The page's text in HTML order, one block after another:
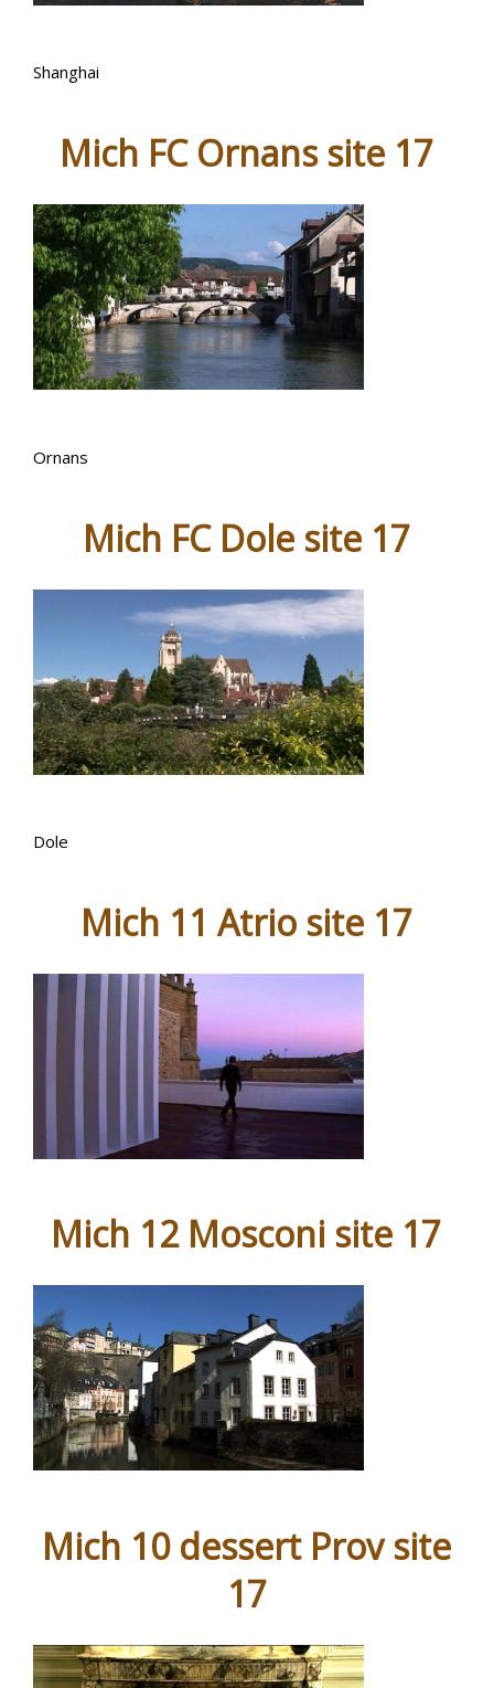
Shanghai
Mich FC Ornans site 17
Ornans
Mich FC Dole site 17
Dole
Mich 11 Atrio site 17
Mich 12 Mosconi site 17
Mich 10 dessert Prov site
17